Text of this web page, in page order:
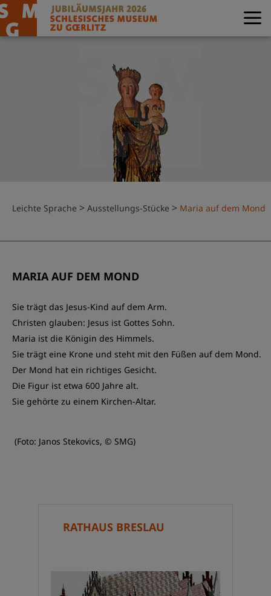
Leichte Sprache > Ausstellungs-Stücke > Maria auf dem Mond
MARIA AUF DEM MOND
Sie trägt das Jesus-Kind auf dem Arm.
Christen glauben: Jesus ist Gottes Sohn.
Maria ist die Königin des Himmels.
Sie trägt eine Krone und steht mit den Füßen auf dem Mond.
Der Mond hat ein richtiges Gesicht.
Die Figur ist etwa 600 Jahre alt.
Sie gehörte zu einem Kirchen-Altar.
(Foto: Janos Stekovics, © SMG)
RATHAUS BRESLAU